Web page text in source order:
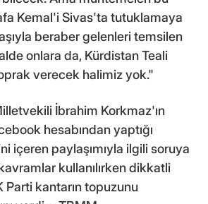
Kemal'i Sivas'ta tutuklamaya
beraber gelenleri temsilen
onlara da, Kürdistan Teali
verecek halimiz yok."
İbrahim Korkmaz'ın
hesabından yaptığı
içeren paylaşımıyla ilgili soruya
kullanılırken dikkatli
Parti kantarın topuzunu